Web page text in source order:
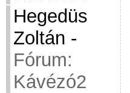
Hegedüs
Zoltán -
Fórum:
Kávézó2